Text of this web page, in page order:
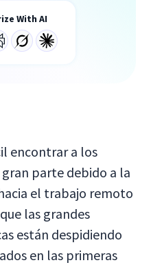
With AI
encontrar a los
parte debido a la
el trabajo remoto
las grandes
están despidiendo
en las primeras